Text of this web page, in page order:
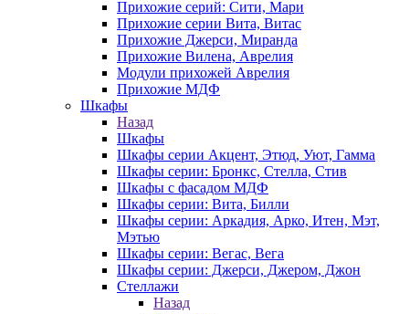
Прихожие серий: Сити, Мари
Прихожие серии Вита, Витас
Прихожие Джерси, Миранда
Прихожие Вилена, Аврелия
Модули прихожей Аврелия
Прихожие МДФ
Шкафы
Назад
Шкафы
Шкафы серии Акцент, Этюд, Уют, Гамма
Шкафы серии: Бронкс, Стелла, Стив
Шкафы с фасадом МДФ
Шкафы серии: Вита, Билли
Шкафы серии: Аркадия, Арко, Итен, Мэт,
Мэтью
Шкафы серии: Вегас, Вега
Шкафы серии: Джерси, Джером, Джон
Стеллажи
Назад